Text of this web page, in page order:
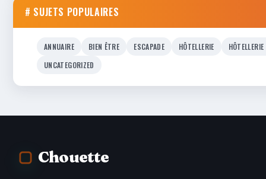
# SUJETS POPULAIRES
ANNUAIRE BIEN ÊTRE ESCAPADE HÔTELLERIE
UNCATEGORIZED
Chouette